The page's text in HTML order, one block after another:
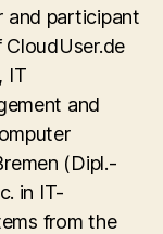
and participant
IT
and
(Dipl.-
in IT-
from the